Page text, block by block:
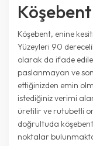
Köşebent
Köşebent, enine
Yüzeyleri 90
olarak da ifade
paslanmayan ve
ettiğinizden emin
istediğiniz verimi
üretilir ve rutubetli
doğrultuda
noktalar